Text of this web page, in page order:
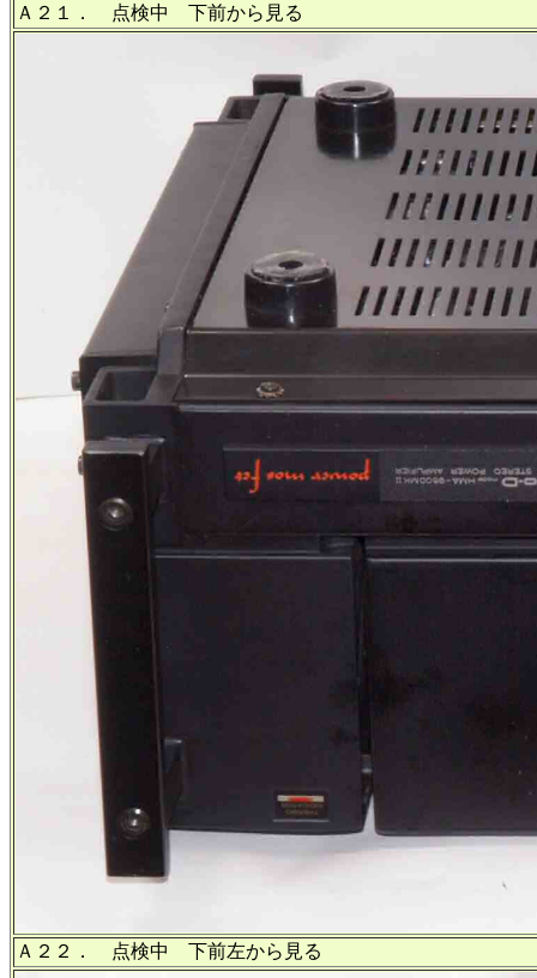
Ａ２１． 点検中 下前から見る
Ａ２２． 点検中 下前左から見る